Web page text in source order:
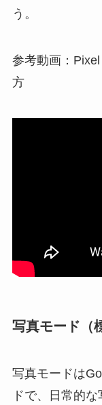
う。
参考動画：
方
写真モード（
写真モードは
ドで、日常的